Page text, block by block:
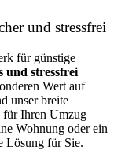
und stressfrei
für günstige
und stressfrei
Wert auf
unser breite
für Ihren Umzug
Wohnung oder ein
Lösung für Sie.